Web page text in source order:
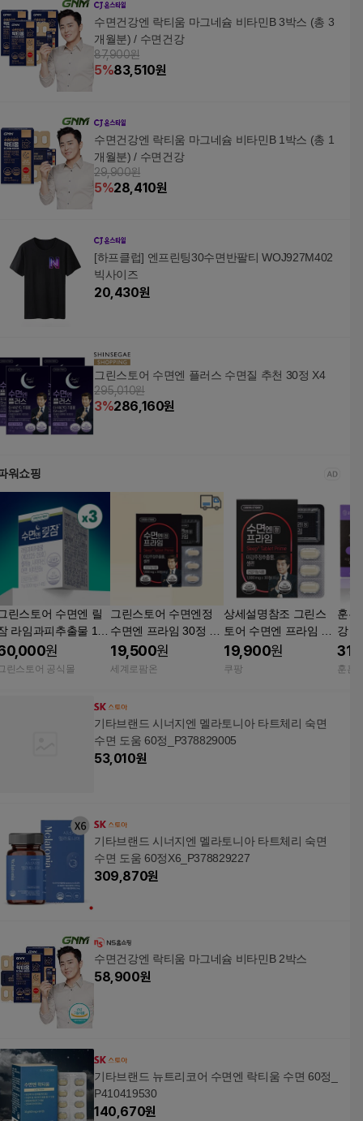
수면건강엔 락티움 마그네슘 비타민B 3박스 (총 3
개월분) / 수면건강
87,900원
5%83,510원
수면건강엔 락티움 마그네슘 비타민B 1박스 (총 1
개월분) / 수면건강
29,900원
5%28,410원
[하프클럽] 엔프린팅30수면반팔티 WOJ927M402
빅사이즈
20,430원
그린스토어 수면엔 플러스 수면질 추천 30정 X4
295,010원
3%286,160원
워쇼핑
린스토어 수면엔 릴
라임과피추출물 14
, 3개
원
린스토어 공식몰
그린스토어 수면엔정
수면엔 프라임 30정 1
박스
19,500원
세계로팜온
상세설명참조 그린스
토어 수면엔 프라임 수
면엔정 미강 주정 추출
19,900원
쿠팡
훈훈
강
리자
물
훈훈
기타브랜드 시너지엔 멜라토니아 타트체리 숙면
수면 도움 60정_P378829005
53,010원
기타브랜드 시너지엔 멜라토니아 타트체리 숙면
수면 도움 60정X6_P378829227
309,870원
수면건강엔 락티움 마그네슘 비타민B 2박스
58,900원
기타브랜드 뉴트리코어 수면엔 락티움 수면 60정_
P410419530
140,670원